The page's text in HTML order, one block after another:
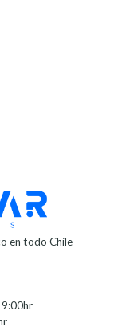
en todo Chile